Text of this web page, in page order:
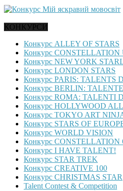
КОНКУРСИ
Конкурс ALLEY OF STARS
Конкурс
Конкурс NEW YORK
Конкурс LONDON STARS
Конкурс PARIS: TALENTS
Конкурс BERLIN:
Конкурс ROMA: TALENTI
Конкурс HOLLYWOOD
Конкурс TOKYO ART
Конкурс STARS OF
Конкурс WORLD VISION
Конкурс
Конкурс I HAVE TALENT!
Конкурс STAR TREK
Конкурс CREATIVE 100
Конкурс CHRISTMAS STAR
Talent Contest & Competition